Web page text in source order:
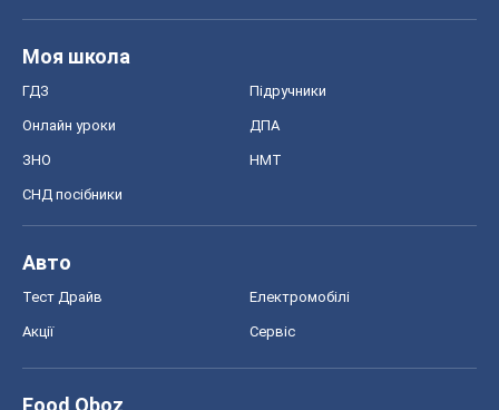
Моя школа
ГДЗ Підручники
Онлайн уроки ДПА
ЗНО НМТ
СНД посібники
Авто
Тест Драйв Електромобілі
Акції Сервіс